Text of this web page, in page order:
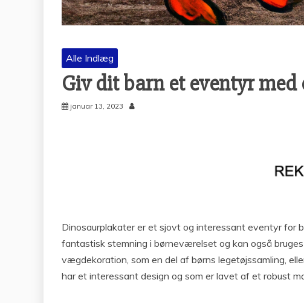
Alle Indlæg
Giv dit barn et eventyr
januar 13, 2023
Dinosaurplakater er et sjovt og interessant eventyr for
fantastisk stemning i børneværelset og kan også
vægdekoration, som en del af børns legetøjssamling,
har et interessant design og som er lavet af et robust